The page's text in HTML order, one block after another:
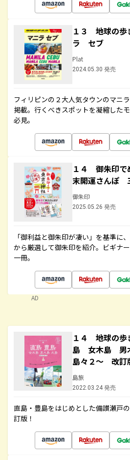
１３ 地球の
ラ セブ
Plat
2024.05.30 発売
フィリピンの２大人気タウンのマニ
掲載。行くべきスポットを凝縮した
必見。
１４ 御朱印
末開運さんぽ
御朱印
2025.05.26 発売
「御利益と御朱印が凄い」を基準に
から厳選して御朱印を紹介。ビギナ
一冊。
AD
１４ 地球の
島 女木島 男
島々２～ 改訂
島旅
2022.03.24 発売
直島・豊島をはじめとした備讃瀬戸
訂版！